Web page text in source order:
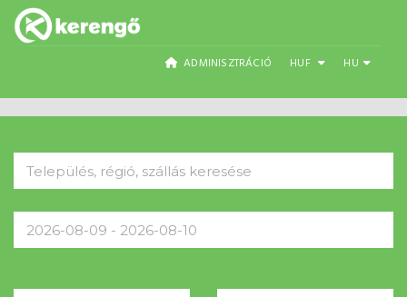
ADMINISZTRÁCIÓ HUF HU